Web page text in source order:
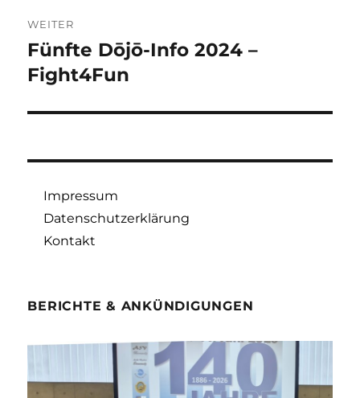
WEITER
Nächster
Beitrag:
Fünfte Dōjō-Info 2024 –
Fight4Fun
Impressum
Datenschutzerklärung
Kontakt
BERICHTE & ANKÜNDIGUNGEN